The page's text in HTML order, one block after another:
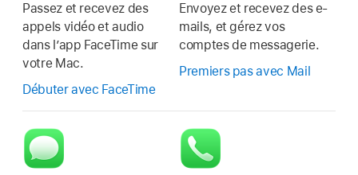
Passez et recevez des
appels vidéo et audio
dans l’app FaceTime sur
votre Mac.
Débuter avec FaceTime
Envoyez et recevez des e-
mails, et gérez vos
comptes de messagerie.
Premiers pas avec Mail